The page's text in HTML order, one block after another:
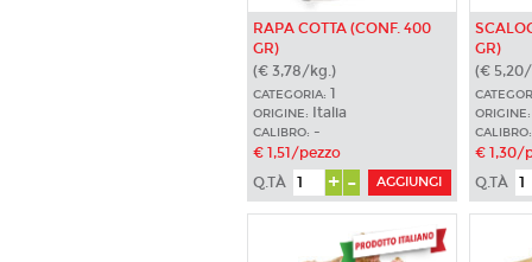
RAPA COTTA (CONF. 400
GR)
(€ 3,78/kg.)
CATEGORIA: 1
ORIGINE: Italia
CALIBRO: -
€ 1,51/pezzo
Q.TÀ
+ -
GR)
(€
ORIGINE:
CALIBRO:
€ 1,30/
Q.TÀ